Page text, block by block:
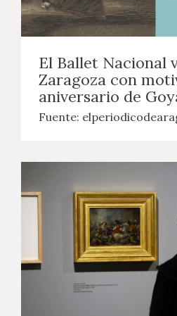
El Ballet Nacional
Zaragoza con
aniversario de
Fuente: